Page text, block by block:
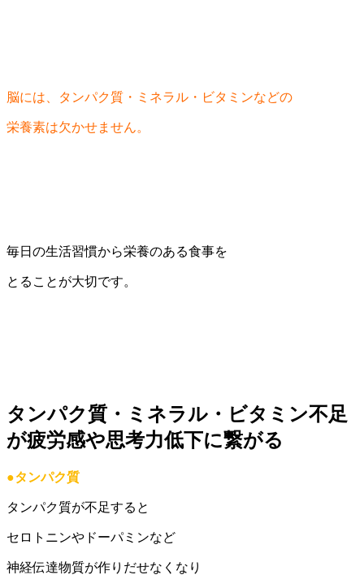
脳には、タンパク質・ミネラル・ビタミンなどの
栄養素は欠かせません。
毎日の生活習慣から栄養のある食事を
とることが大切です。
タンパク質・ミネラル・ビタミン不足
が疲労感や思考力低下に繋がる
●タンパク質
タンパク質が不足すると
セロトニンやドーパミンなど
神経伝達物質が作りだせなくなり